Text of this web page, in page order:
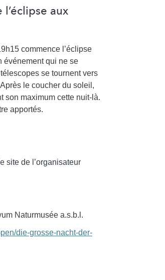
aux
commence l’éclipse
événement qui ne se
se tournent vers
le coucher du soleil,
son maximum cette nuit-là.
apportés.
site de l’organisateur
Naturmusée a.s.b.l.
die-grosse-nacht-der-